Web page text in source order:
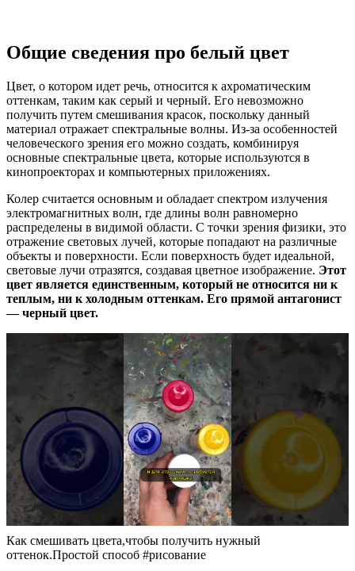
Общие сведения про белый цвет
Цвет, о котором идет речь, относится к ахроматическим
оттенкам, таким как серый и черный. Его невозможно
получить путем смешивания красок, поскольку данный
материал отражает спектральные волны. Из-за особенностей
человеческого зрения его можно создать, комбинируя
основные спектральные цвета, которые используются в
кинопроекторах и компьютерных приложениях.
Колер считается основным и обладает спектром излучения
электромагнитных волн, где длины волн равномерно
распределены в видимой области. С точки зрения физики, это
отражение световых лучей, которые попадают на различные
объекты и поверхности. Если поверхность будет идеальной,
световые лучи отразятся, создавая цветное изображение. Этот
цвет является единственным, который не относится ни к
теплым, ни к холодным оттенкам. Его прямой антагонист
— черный цвет.
Как смешивать цвета,чтобы получить нужный
оттенок.Простой способ #рисование